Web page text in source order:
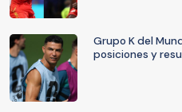
Grupo K del
posiciones y